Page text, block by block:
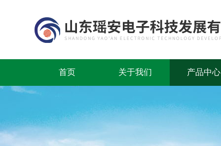
首页 关于我们 产品中心